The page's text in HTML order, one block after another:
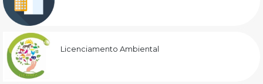
Licenciamento Ambiental